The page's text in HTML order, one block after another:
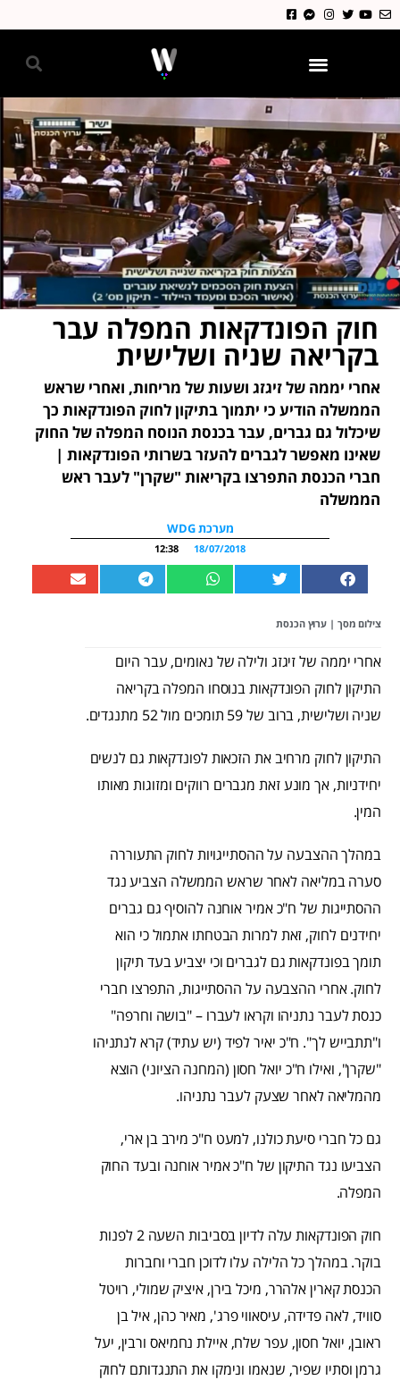
חוק הפונדקאות המפלה עבר
בקריאה שניה ושלישית
אחרי יממה של זיגזג ושעות של מריחות, ואחרי שראש
הממשלה הודיע כי יתמוך בתיקון לחוק הפונדקאות כך
שיכלול גם גברים, עבר בכנסת הנוסח המפלה של החוק
שאינו מאפשר לגברים להעזר בשרותי הפונדקאות |
חברי הכנסת התפרצו בקריאות "שקרן" לעבר ראש
הממשלה
מערכת WDG
18/07/2018
12:38
צילום מסך | ערוץ הכנסת
אחרי יממה של זיגזג ולילה של נאומים, עבר היום
התיקון לחוק הפונדקאות בנוסחו המפלה בקריאה
שניה ושלישית, ברוב של 59 תומכים מול 52 מתנגדים.
התיקון לחוק מרחיב את הזכאות לפונדקאות גם לנשים
יחידניות, אך מונע זאת מגברים רווקים ומזוגות מאותו
המין.
במהלך ההצבעה על ההסתייגויות לחוק התעוררה
סערה במליאה לאחר שראש הממשלה הצביע נגד
ההסתייגות של ח"כ אמיר אוחנה להוסיף גם גברים
יחידנים לחוק, זאת למרות הבטחתו אתמול כי הוא
תומך בפונדקאות גם לגברים וכי יצביע בעד תיקון
לחוק. אחרי ההצבעה על ההסתייגות, התפרצו חברי
כנסת לעבר נתניהו וקראו לעברו – "בושה וחרפה"
ו"תתבייש לך". ח"כ יאיר לפיד (יש עתיד) קרא לנתניהו
"שקרן", ואילו ח"כ יואל חסון (המחנה הציוני) הוצא
מהמליאה לאחר שצעק לעבר נתניהו.
גם כל חברי סיעת כולנו, למעט ח"כ מירב בן ארי,
הצביעו נגד התיקון של ח"כ אמיר אוחנה ובעד החוק
המפלה.
חוק הפונדקאות עלה לדיון בסביבות השעה 2 לפנות
בוקר. במהלך כל הלילה עלו לדוכן חברי וחברות
הכנסת קארין אלהרר, מיכל בירן, איציק שמולי, רויטל
סוויד, לאה פדידה, עיסאווי פרג', מאיר כהן, איל בן
ראובן, יואל חסון, עפר שלח, איילת נחמיאס ורבין, יעל
גרמן וסתיו שפיר, שנאמו ונימקו את התנגדותם לחוק